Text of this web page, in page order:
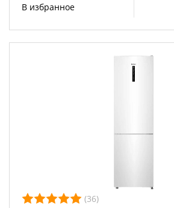
В избранное
(36)